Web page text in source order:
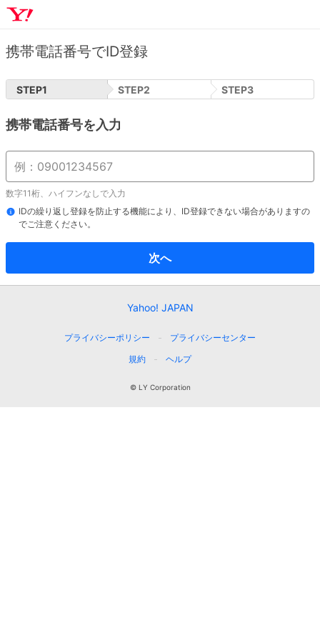
携帯電話番号でID登録
STEP1 STEP2 STEP3
携帯電話番号を入力
数字11桁、ハイフンなしで入力
IDの繰り返し登録を防止する機能により、ID登録できない場合がありますの
でご注意ください。
次へ
Yahoo! JAPAN
プライバシーポリシー
プライバシーセンター
規約
ヘルプ
© LY Corporation